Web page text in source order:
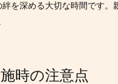
を深める大切な時間です
時の注意点